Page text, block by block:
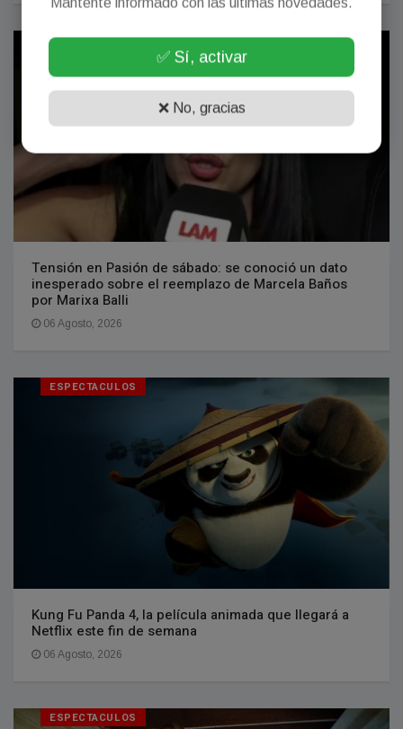
ESPECTACULOS
Tensión en Pasión de sábado: se conoció un dato
inesperado sobre el reemplazo de Marcela Baños
por Marixa Balli
06 Agosto, 2026
ESPECTACULOS
Kung Fu Panda 4, la película animada que llegará a
Netflix este fin de semana
06 Agosto, 2026
ESPECTACULOS
✅ Sí, activar
❌ No, gracias